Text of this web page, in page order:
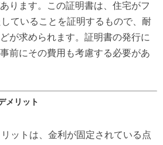
ります。この証明書は、住宅がフ
ていることを証明するもので、耐
が求められます。証明書の発行に
前にその費用も考慮する必要があ
メリット
ットは、金利が固定されている点